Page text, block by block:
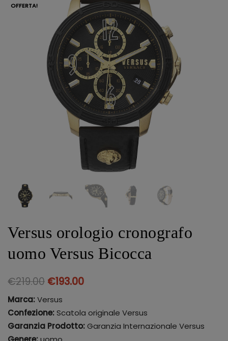
OFFERTA!
Versus orologio cronografo
uomo Versus Bicocca
€219.00 €193.00
Marca:Versus
Confezione:Scatola originale Versus
Garanzia Prodotto:Garanzia Internazionale Versus